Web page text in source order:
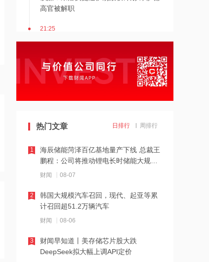
高官被解职
21:25
湖北能源：7月公司完成发电量37.89亿
21:24
北京：非京籍家庭购房社保个税缴纳年
美国重要数据出炉，美联储年底前加息
21:23
下周285.22亿元市值限售股解禁 陆家嘴
21:20
中国再保险：何兴达董事任职资格获国
21:16
热门文章 日排行 周排行
海辰储能菏泽百亿基地量产下线 总裁王
鹏程：公司将推动锂电长时储能大规模
交付
财闻 08-07
1
韩国大规模汽车召回，现代、起亚等累
计召回超51.2万辆汽车
财闻 08-06
2
财闻早知道丨美存储芯片股大跌
DeepSeek拟大幅上调API定价
3